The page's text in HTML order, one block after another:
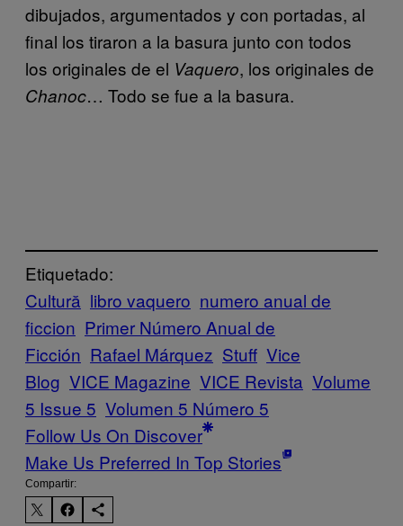
dibujados, argumentados y con portadas, al
final los tiraron a la basura junto con todos
los originales de el Vaquero, los originales de
Chanoc… Todo se fue a la basura.
Etiquetado:
Cultură libro vaquero numero anual de
ficcion Primer Número Anual de
Ficción Rafael Márquez Stuff Vice
Blog VICE Magazine VICE Revista Volume
5 Issue 5 Volumen 5 Número 5
Follow Us On Discover
Make Us Preferred In Top Stories
Compartir: